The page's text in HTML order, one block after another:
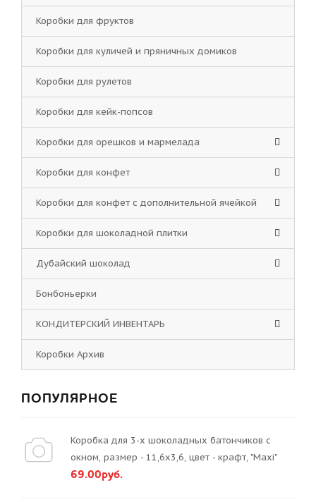
Коробки для фруктов
Коробки для куличей и пряничных домиков
Коробки для рулетов
Коробки для кейк-попсов
Коробки для орешков и мармелада
Коробки для конфет
Коробки для конфет с дополнительной ячейкой
Коробки для шоколадной плитки
Дубайский шоколад
Бонбоньерки
КОНДИТЕРСКИЙ ИНВЕНТАРЬ
Коробки Архив
ПОПУЛЯРНОЕ
Коробка для 3-х шоколадных батончиков с
окном, размер - 11,6х3,6, цвет - крафт, "Maxi"
69.00руб.